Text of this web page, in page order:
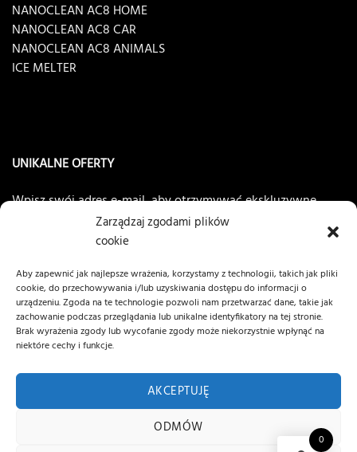
Zarządzaj zgodami plików
cookie
Aby zapewnić jak najlepsze wrażenia, korzystamy z technologii, takich jak pliki
cookie, do przechowywania i/lub uzyskiwania dostępu do informacji o
urządzeniu. Zgoda na te technologie pozwoli nam przetwarzać dane, takie jak
zachowanie podczas przeglądania lub unikalne identyfikatory na tej stronie.
Brak wyrażenia zgody lub wycofanie zgody może niekorzystnie wpłynąć na
niektóre cechy i funkcje.
AKCEPTUJĘ
ODMÓW
NANOCLEAN AC8 HOME
NANOCLEAN AC8 CAR
NANOCLEAN AC8 ANIMALS
ICE MELTER
UNIKALNE OFERTY
Wpisz swój adres e-mail, aby otrzymywać ekskluzywne
NANOCLEAN®AC8
Wszelkie prawa zastrzeżone © 2026 MCPOLSKA.PL
0